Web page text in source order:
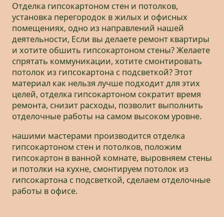
Отделка гипсокартоном стен и потолков,
установка перегородок в жилых и офисных
помещениях, одно из направлений нашей
деятельности, Если вы делаете ремонт квартиры
и хотите обшить гипсокартоном стены? Желаете
спрятать коммуникации, хотите смонтировать
потолок из гипсокартона с подсветкой? Этот
материал как нельзя лучше подходит для этих
целей, отделка гипсокартоном сократит время
ремонта, снизит расходы, позволит выполнить
отделочные работы на самом высоком уровне.
нашими мастерами производится отделка
гипсокартоном стен и потолков, положим
гипсокартон в ванной комнате, выровняем стены
и потолки на кухне, смонтируем потолок из
гипсокартона с подсветкой, сделаем отделочные
работы в офисе.